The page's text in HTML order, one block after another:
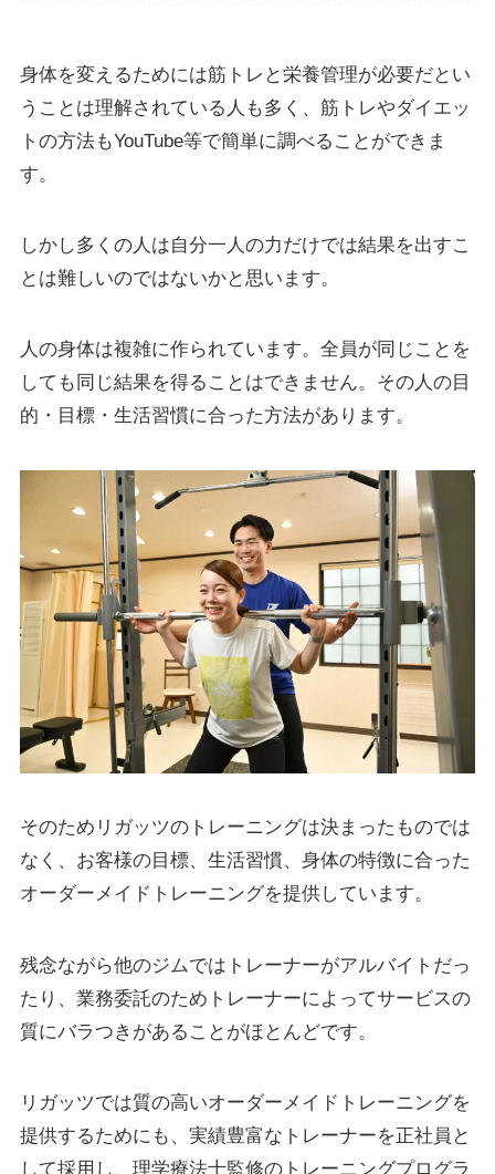
身体を変えるためには筋トレと栄養管理が必要だとい
うことは理解されている人も多く、筋トレやダイエッ
トの方法もYouTube等で簡単に調べることができま
す。
しかし多くの人は自分一人の力だけでは結果を出すこ
とは難しいのではないかと思います。
人の身体は複雑に作られています。全員が同じことを
しても同じ結果を得ることはできません。その人の目
的・目標・生活習慣に合った方法があります。
そのためリガッツのトレーニングは決まったものでは
なく、お客様の目標、生活習慣、身体の特徴に合った
オーダーメイドトレーニングを提供しています。
残念ながら他のジムではトレーナーがアルバイトだっ
たり、業務委託のためトレーナーによってサービスの
質にバラつきがあることがほとんどです。
リガッツでは質の高いオーダーメイドトレーニングを
提供するためにも、実績豊富なトレーナーを正社員と
して採用し、理学療法士監修のトレーニングプログラ